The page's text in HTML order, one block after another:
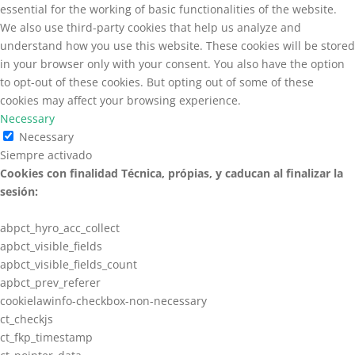
essential for the working of basic functionalities of the website.
We also use third-party cookies that help us analyze and
understand how you use this website. These cookies will be stored
in your browser only with your consent. You also have the option
to opt-out of these cookies. But opting out of some of these
cookies may affect your browsing experience.
Necessary
Necessary
Siempre activado
Cookies con finalidad Técnica, própias, y caducan al finalizar la
sesión:
abpct_hyro_acc_collect
apbct_visible_fields
apbct_visible_fields_count
apbct_prev_referer
cookielawinfo-checkbox-non-necessary
ct_checkjs
ct_fkp_timestamp